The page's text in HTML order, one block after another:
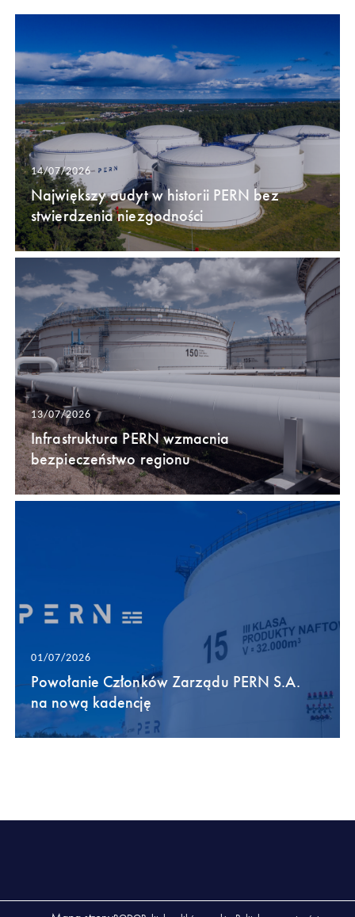
14/07/2026
Największy audyt w historii PERN bez
stwierdzenia niezgodności
13/07/2026
Infrastruktura PERN wzmacnia
bezpieczeństwo regionu
01/07/2026
Powołanie Członków Zarządu PERN S.A.
na nową kadencję